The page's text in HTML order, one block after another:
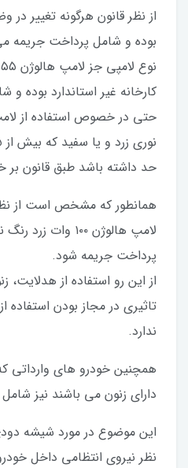
از نظر قانون هرگونه تغيير
بوده و شامل پرداخت جريمه
كارخانه غير استاندارد بوده
حتي در خصوص استفاده از
حد داشته باشد طبق قانون
همانطور كه مشخص است از
لامپ هالوژن ١٠٠
پرداخت جريمه شود.
از اين رو استفاده از
تاثيري در مجاز بودن استفاده
ندارد.
همچنين خودرو هاي وارداتي
داراي زنون مي باشند نيز
اين موضوع در مورد شيشه
نظر نيروي انتظامي داخل